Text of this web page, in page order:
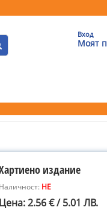
Вход
Моят
издание
Наличност: НЕ
Цена: 2.56 € / 5.01 ЛВ.